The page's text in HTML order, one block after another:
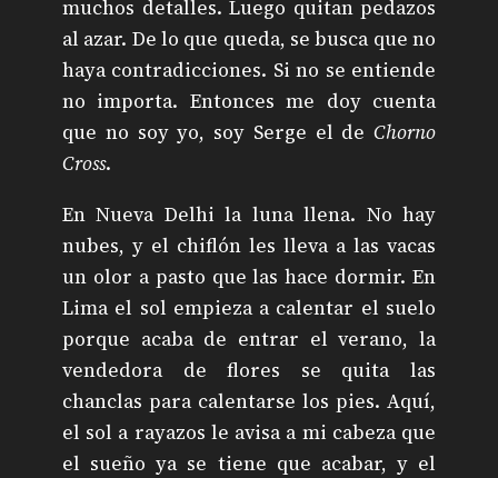
muchos detalles. Luego quitan pedazos
al azar. De lo que queda, se busca que no
haya contradicciones. Si no se entiende
no importa. Entonces me doy cuenta
que no soy yo, soy Serge el de Chorno
Cross.
En Nueva Delhi la luna llena. No hay
nubes, y el chiflón les lleva a las vacas
un olor a pasto que las hace dormir. En
Lima el sol empieza a calentar el suelo
porque acaba de entrar el verano, la
vendedora de flores se quita las
chanclas para calentarse los pies. Aquí,
el sol a rayazos le avisa a mi cabeza que
el sueño ya se tiene que acabar, y el